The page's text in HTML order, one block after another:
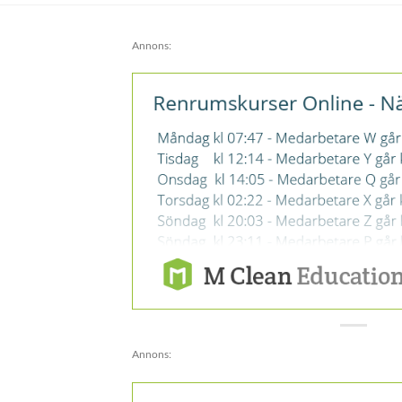
Annons:
Annons: